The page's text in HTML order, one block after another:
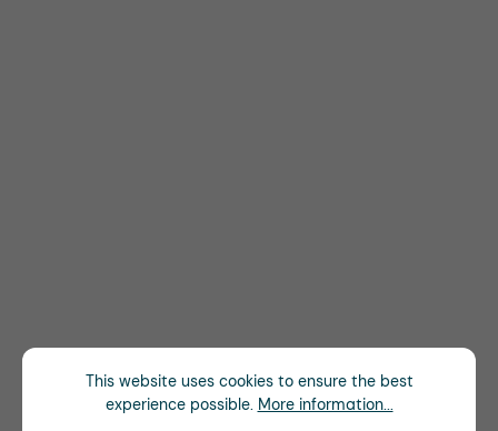
This website uses cookies to ensure the best
experience possible. More information...